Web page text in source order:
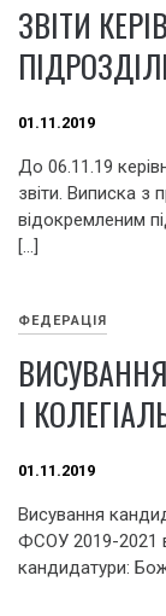
ЗВІТИ
01.11.2019
До 06.11.19
звіти. Виписка з
відокремленим
[…]
ФЕДЕРАЦІЯ
І
01.11.2019
Висування
ФСОУ 2019-2021
кандидатури: